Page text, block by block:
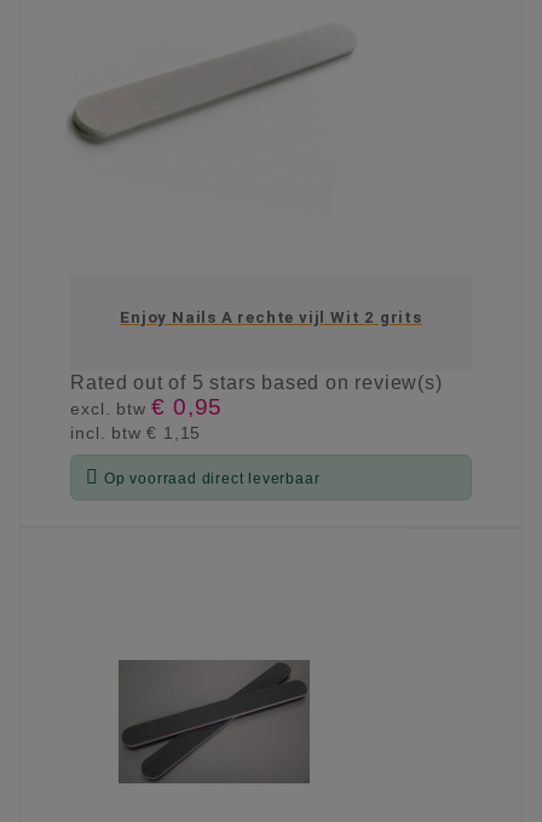
Enjoy Nails A rechte vijl Wit 2 grits
Ratedout of 5 stars based on review(s)
excl. btw€ 0,95
incl. btw€ 1,15
 Op voorraad direct leverbaar